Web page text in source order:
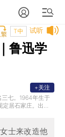
试听
T中
鲁迅学
七。1964年生于
居石家庄。出版
+关注
士来改造他